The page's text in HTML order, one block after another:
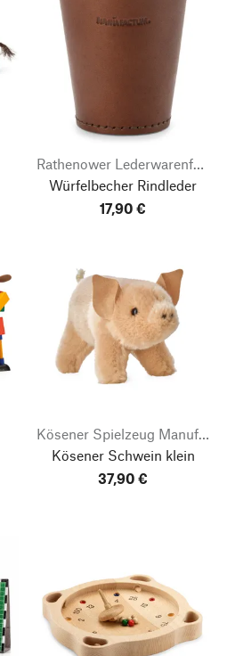
Rathenower Lederwarenfabrik
Würfelbecher Rindleder
17,90 €
Kösener Spielzeug Manufaktur
Kösener Schwein klein
37,90 €